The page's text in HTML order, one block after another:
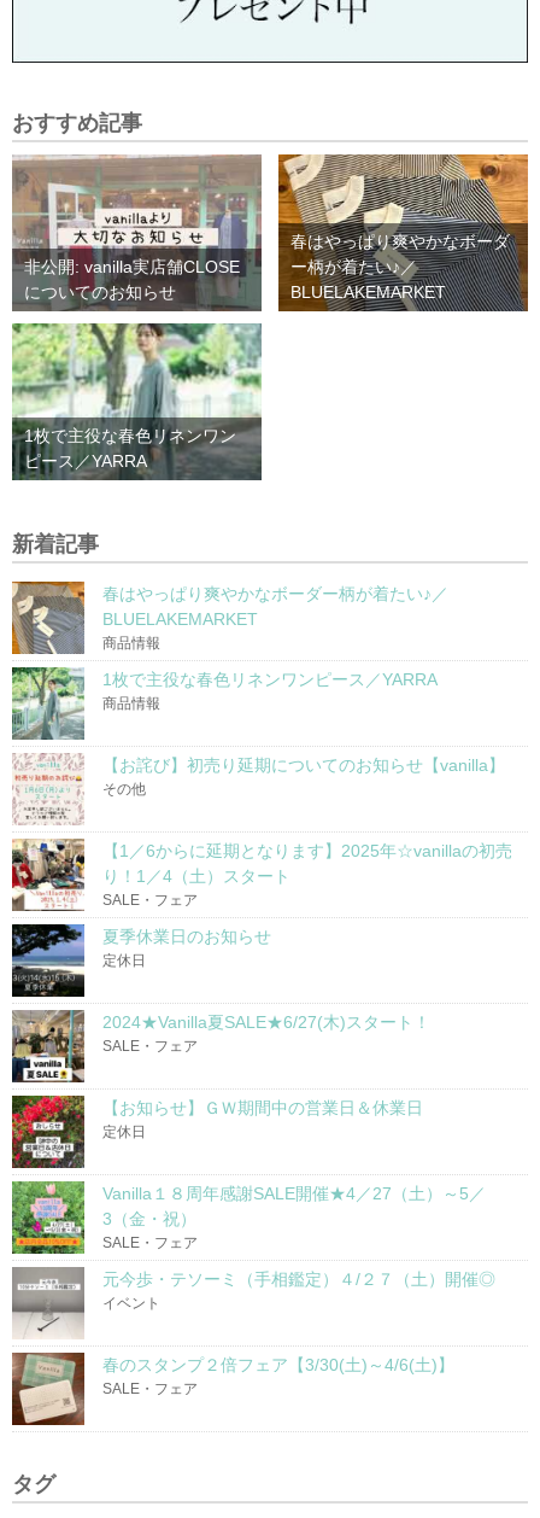
おすすめ記事
非公開: vanilla実店舗CLOSE
についてのお知らせ
春はやっぱり爽やかなボーダ
ー柄が着たい♪／
BLUELAKEMARKET
1枚で主役な春色リネンワン
ピース／YARRA
新着記事
春はやっぱり爽やかなボーダー柄が着たい♪／
BLUELAKEMARKET
商品情報
1枚で主役な春色リネンワンピース／YARRA
商品情報
【お詫び】初売り延期についてのお知らせ【vanilla】
その他
【1／6からに延期となります】2025年☆vanillaの初売
り！1／4（土）スタート
SALE・フェア
夏季休業日のお知らせ
定休日
2024★Vanilla夏SALE★6/27(木)スタート！
SALE・フェア
【お知らせ】ＧＷ期間中の営業日＆休業日
定休日
Vanilla１８周年感謝SALE開催★4／27（土）～5／
3（金・祝）
SALE・フェア
元今歩・テソーミ（手相鑑定）４/２７（土）開催◎
イベント
春のスタンプ２倍フェア【3/30(土)～4/6(土)】
SALE・フェア
タグ